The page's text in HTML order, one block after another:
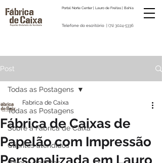
Telefone do escritório | (71) 3024-5336
Portal Norte Center | Lauro de Freitas | Bahia
Post
Todas as Postagens
Sobre a Fabrica de Caixa
Clientes atendidos
Todas as Postagens
Fábrica de Caixas de
Papelão com Impressão
Personalizada em Lauro
Fabrica de Caixa